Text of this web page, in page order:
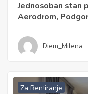
Jednosoban stan
Aerodrom,
Diem_Milena
Za Rentiranje